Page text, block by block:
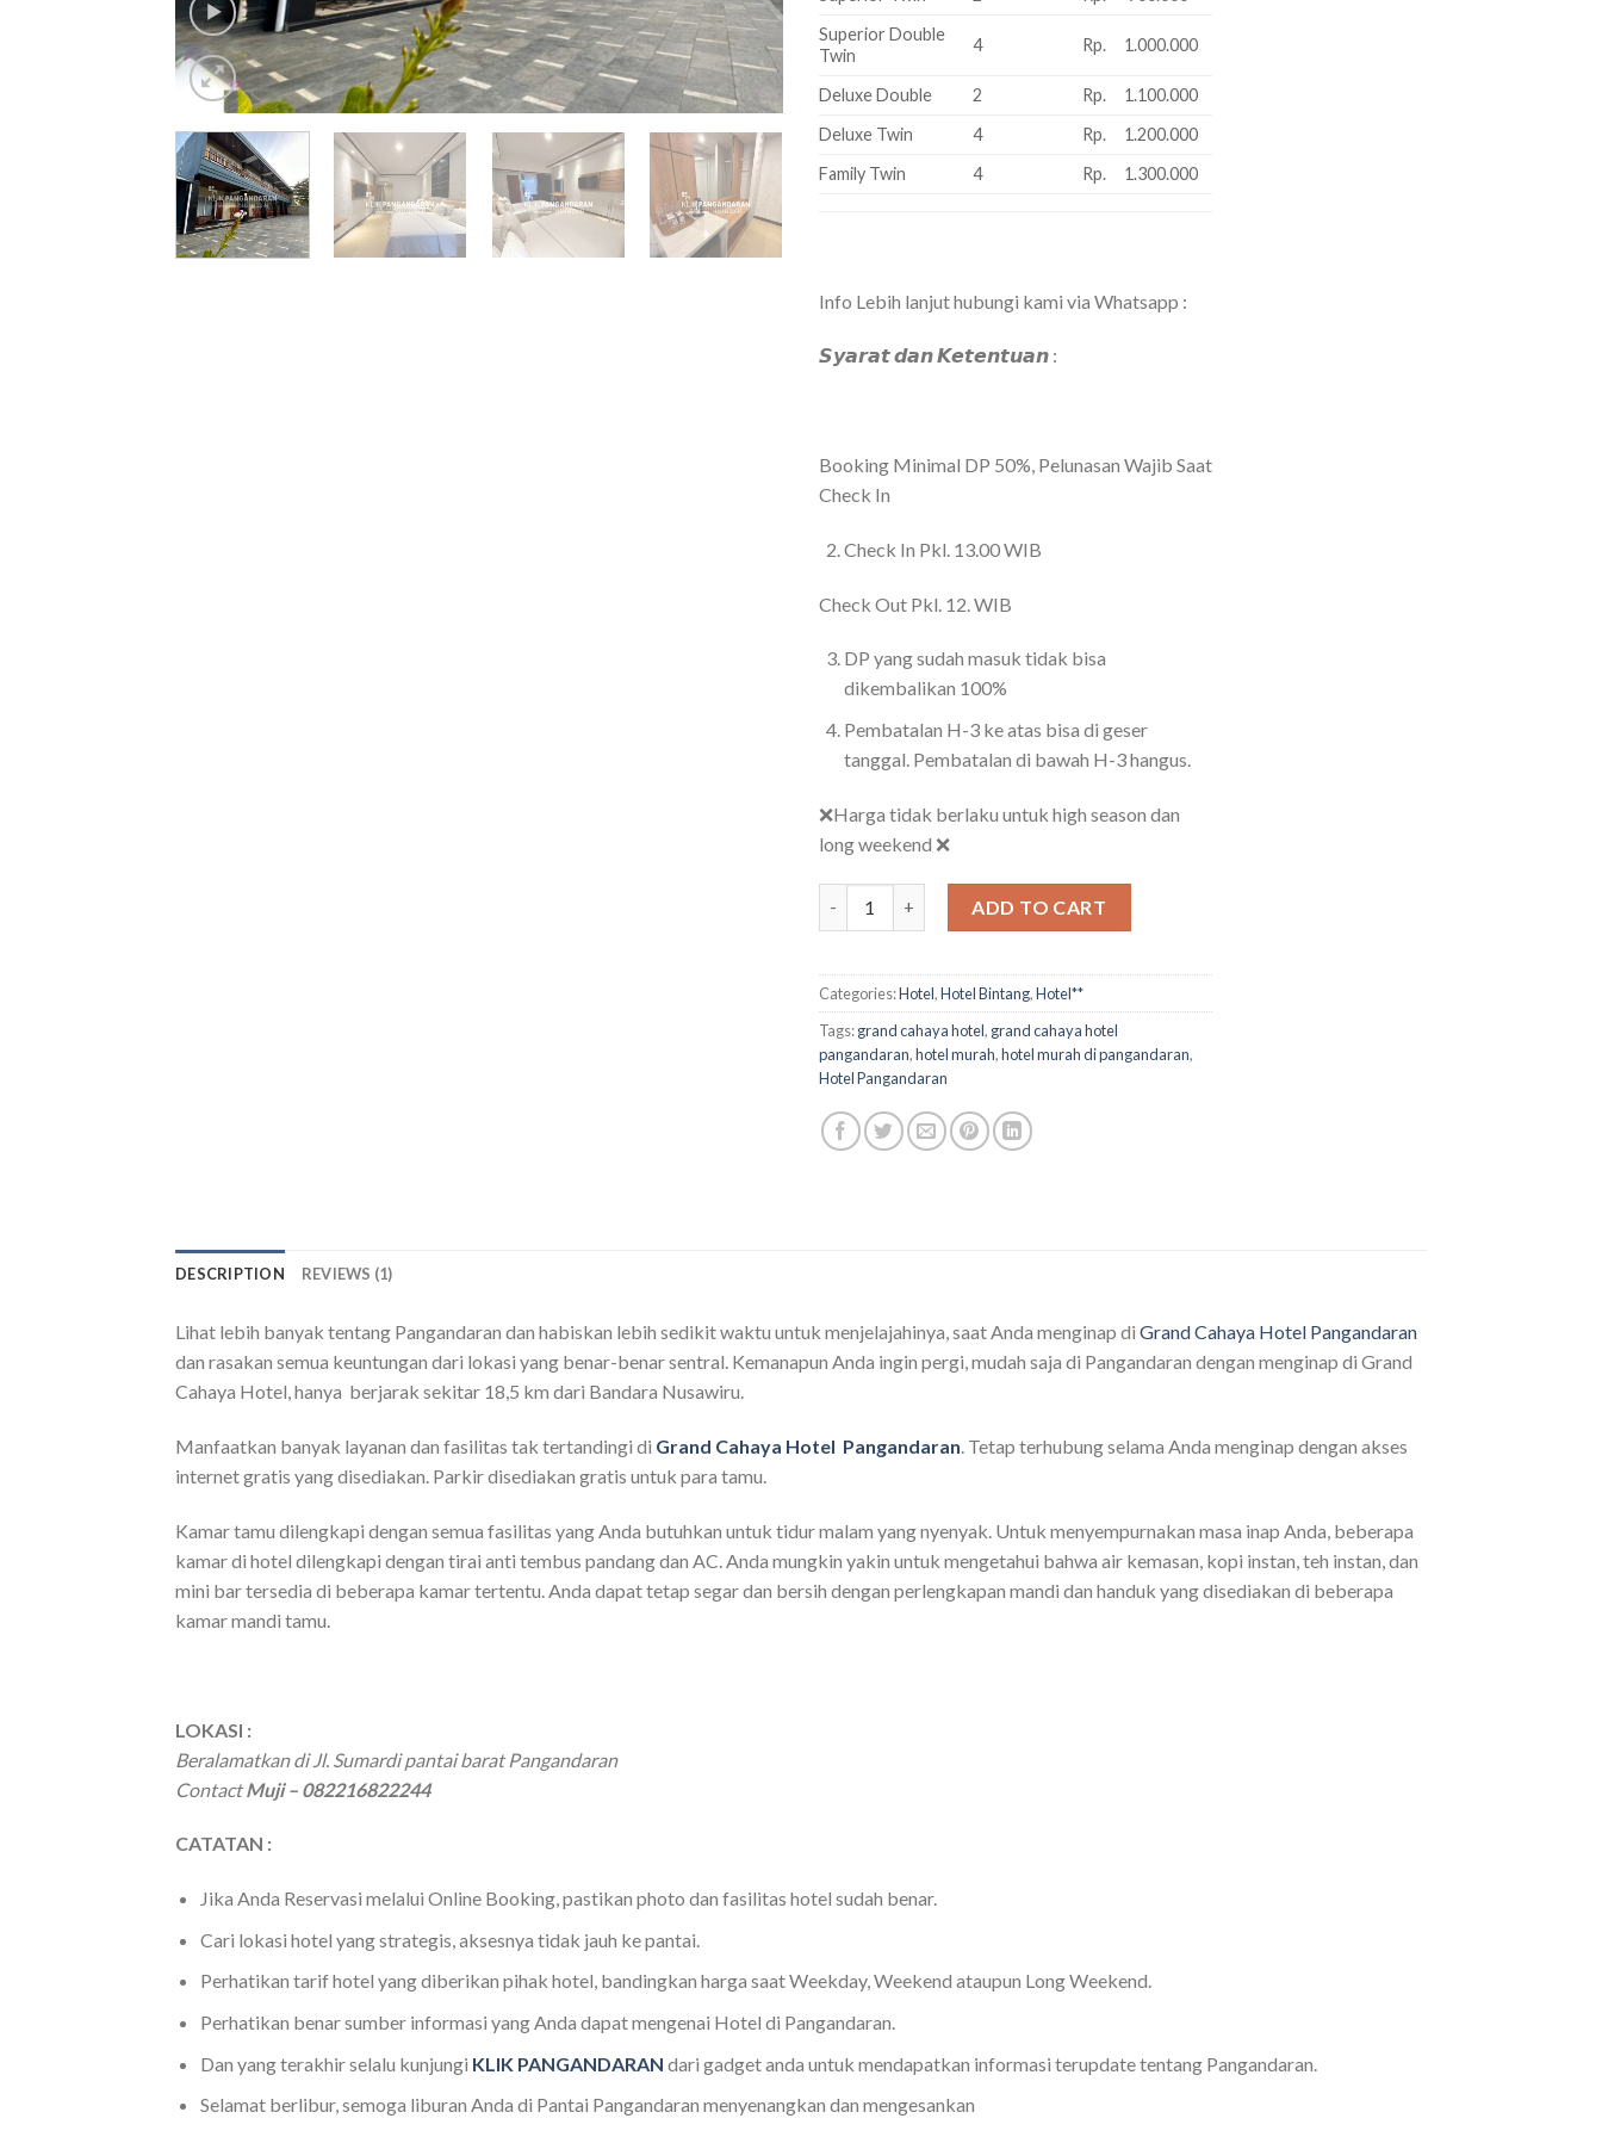
Superior Double
Twin
4 Rp. 1.000.000
Deluxe Double 2
Rp. 1.100.000
Deluxe Twin
4
Rp. 1.200.000
Family Twin
4 Rp. 1.300.000
Info Lebih lanjut hubungi kami via Whatsapp :
𝙎𝙮𝙖𝙧𝙖𝙩 𝙙𝙖𝙣 𝙆𝙚𝙩𝙚𝙣𝙩𝙪𝙖𝙣 :
Booking Minimal DP 50%, Pelunasan Wajib Saat
Check In
Check In Pkl. 13.00 WIB
Check Out Pkl. 12. WIB
DP yang sudah masuk tidak bisa
dikembalikan 100%
Pembatalan H-3 ke atas bisa di geser
tanggal. Pembatalan di bawah H-3 hangus.
❌Harga tidak berlaku untuk high season dan
long weekend ❌
ADD TO CART
Categories:Hotel,Hotel Bintang,Hotel**
Tags:grand cahaya hotel, grand cahaya hotel
pangandaran,hotel murah,hotel murah di pangandaran,
Hotel Pangandaran
DESCRIPTION REVIEWS (1)
Lihat lebih banyak tentang Pangandaran dan habiskan lebih sedikit waktu untuk menjelajahinya, saat Anda menginap di Grand Cahaya Hotel Pangandaran
dan rasakan semua keuntungan dari lokasi yang benar-benar sentral. Kemanapun Anda ingin pergi, mudah saja di Pangandaran dengan menginap di Grand
Cahaya Hotel, hanya berjarak sekitar 18,5 km dari Bandara Nusawiru.
Manfaatkan banyak layanan dan fasilitas tak tertandingi di Grand Cahaya Hotel Pangandaran. Tetap terhubung selama Anda menginap dengan akses
internet gratis yang disediakan. Parkir disediakan gratis untuk para tamu.
Kamar tamu dilengkapi dengan semua fasilitas yang Anda butuhkan untuk tidur malam yang nyenyak. Untuk menyempurnakan masa inap Anda, beberapa
kamar di hotel dilengkapi dengan tirai anti tembus pandang dan AC. Anda mungkin yakin untuk mengetahui bahwa air kemasan, kopi instan, teh instan, dan
mini bar tersedia di beberapa kamar tertentu. Anda dapat tetap segar dan bersih dengan perlengkapan mandi dan handuk yang disediakan di beberapa
kamar mandi tamu.
LOKASI :
Beralamatkan di Jl. Sumardi pantai barat Pangandaran
ContactMuji – 082216822244
CATATAN :
Jika Anda Reservasi melalui Online Booking, pastikan photo dan fasilitas hotel sudah benar.
Cari lokasi hotel yang strategis, aksesnya tidak jauh ke pantai.
Perhatikan tarif hotel yang diberikan pihak hotel, bandingkan harga saat Weekday, Weekend ataupun Long Weekend.
Perhatikan benar sumber informasi yang Anda dapat mengenai Hotel di Pangandaran.
Dan yang terakhir selalu kunjungi KLIK PANGANDARAN dari gadget anda untuk mendapatkan informasi terupdate tentang Pangandaran.
Selamat berlibur, semoga liburan Anda di Pantai Pangandaran menyenangkan dan mengesankan